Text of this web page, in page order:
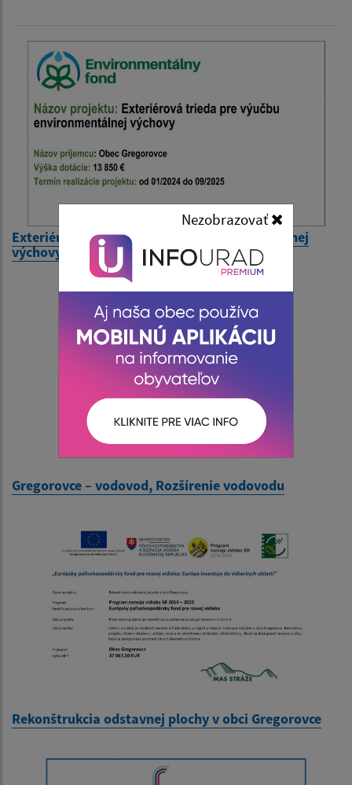
Nezobrazovať
Exteriérová trieda pre výučbu environmentálnej
výchovy
Gregorovce – vodovod, Rozšírenie vodovodu
Rekonštrukcia odstavnej plochy v obci Gregorovce